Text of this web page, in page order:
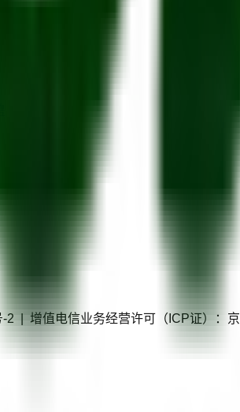
| 增值电信业务经营许可（ICP证）：